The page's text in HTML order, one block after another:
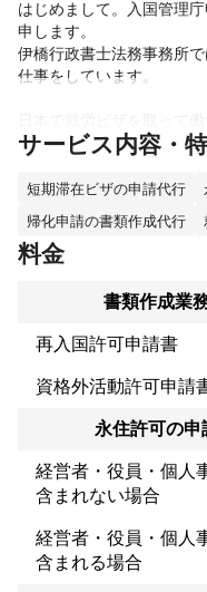
はじめまして。入国管理
申します。
伊橋行政書士法務事務所
仕事をしています。
の国にもどって仕事にい
たり、定住や帰化・永住
日本を選んでくれた人が
いなと思いながら仕事をし
・個人向け：各種許認可
アピールポイント
ほとんどの許認可の業務
あなたの困りごとや悩み
踏み出すお手伝いをさせて
サービス内容・
短期滞在ビザの申請代行
帰化申請の書類作成代行
料金
書類作成業
再入国許可申請書
資格外活動許可申請
永住許可の申
経営者・役員・個人
含まれない場合
経営者・役員・個人
含まれる場合